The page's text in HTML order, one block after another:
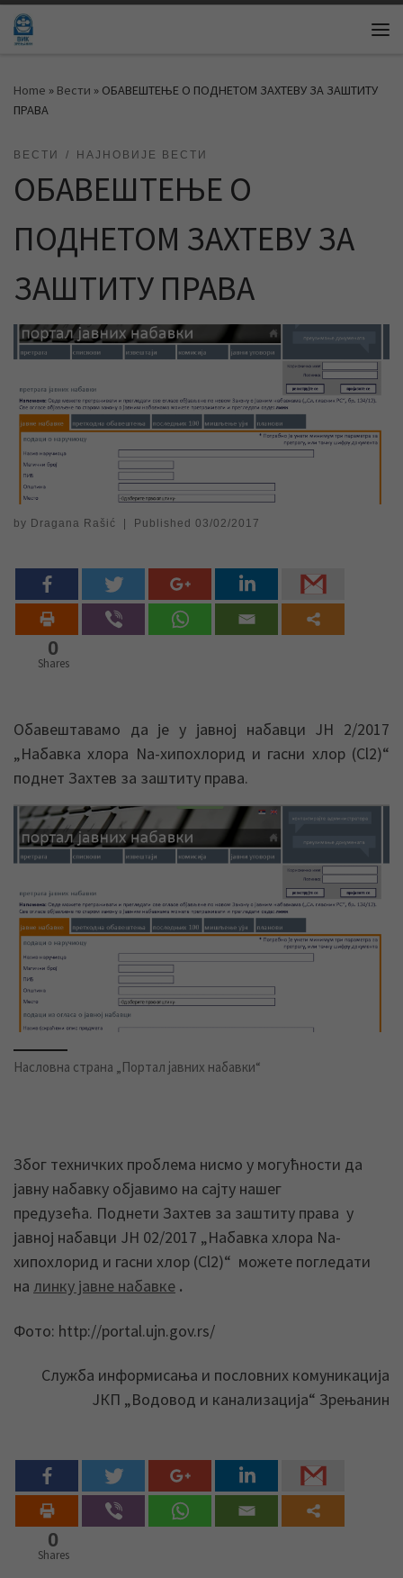
Skip to content
Home » Вести » ОБАВЕШТЕЊЕ О ПОДНЕТОМ ЗАХТЕВУ ЗА ЗАШТИТУ
ПРАВА
ВЕСТИ НАЈНОВИЈЕ ВЕСТИ
ОБАВЕШТЕЊЕ О
ПОДНЕТОМ ЗАХТЕВУ ЗА
ЗАШТИТУ ПРАВА
by Dragana Rašić Published 03/02/2017
0
Shares
Обавештавамо да је у јавној набавци ЈН 2/2017
„Набавка хлора Na-хипохлорид и гасни хлор (Cl2)“
поднет Захтев за заштиту права.
Насловна страна „Портал јавних набавки“
Због техничких проблема нисмо у могућности да
јавну набавку објавимо на сајту нашег
предузећа. Поднети Захтев за заштиту права у
јавној набавци ЈН 02/2017 „Набавка хлора Na-
хипохлорид и гасни хлор (Cl2)“ можете погледати
на линку јавне набавке .
Фото: http://portal.ujn.gov.rs/
Служба информисања и пословних комуникација
ЈКП „Водовод и канализација“ Зрењанин
0
Shares